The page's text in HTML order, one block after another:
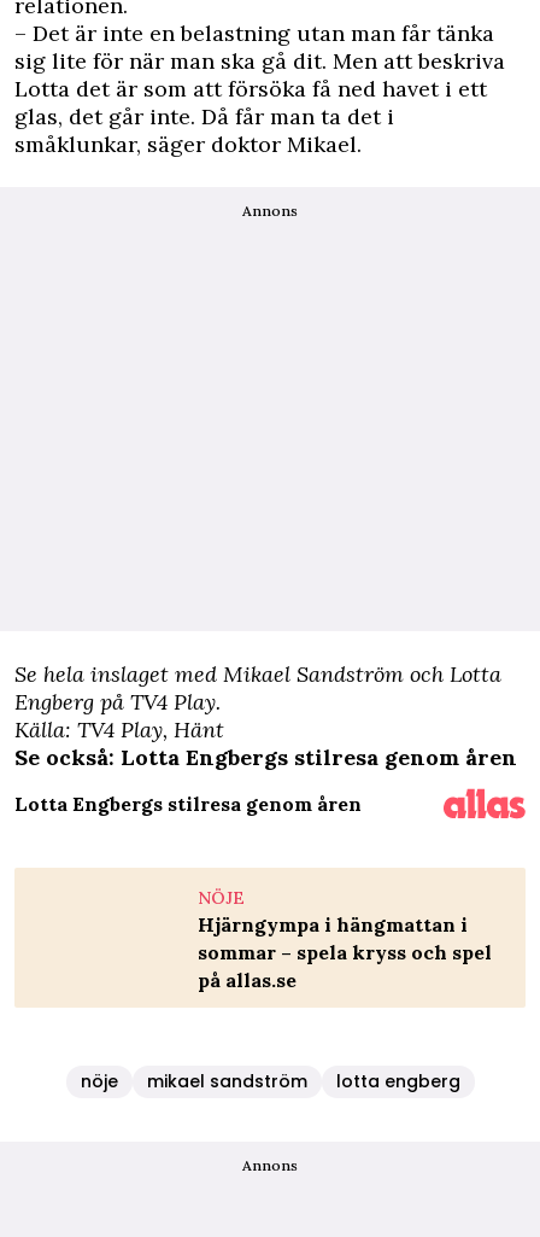
relationen.
– Det är inte en belastning utan man får tänka
sig lite för när man ska gå dit. Men att beskriva
Lotta det är som att försöka få ned havet i ett
glas, det går inte. Då får man ta det i
småklunkar, säger doktor Mikael.
Annons
Se hela inslaget med Mikael Sandström och Lotta
Engberg på TV4 Play.
Källa: TV4 Play, Hänt
Se också: Lotta Engbergs stilresa genom åren
Lotta Engbergs stilresa genom åren
NÖJE
Hjärngympa i hängmattan i
sommar – spela kryss och spel
på allas.se
nöje mikael sandström lotta engberg
Annons